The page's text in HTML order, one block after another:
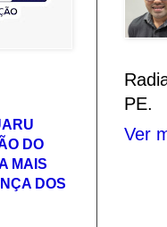
PE.
Ver
DO
MAIS
DOS